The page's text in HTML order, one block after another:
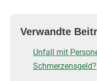
Verwandte
Unfall mit
Schmerzensgeld?